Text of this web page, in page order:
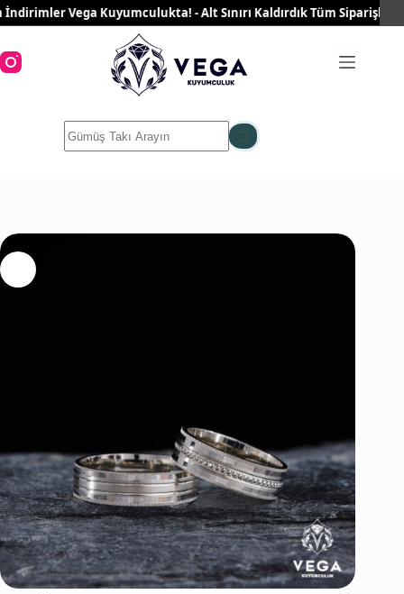
Skip
to
Vega Kuyumculukta! - Alt Sınırı Kaldırdık Tüm
results